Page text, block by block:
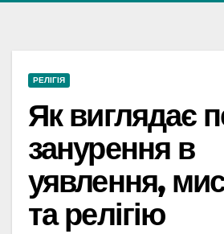
РЕЛІГІЯ
Як виглядає
занурення в
уявлення,
та релігію